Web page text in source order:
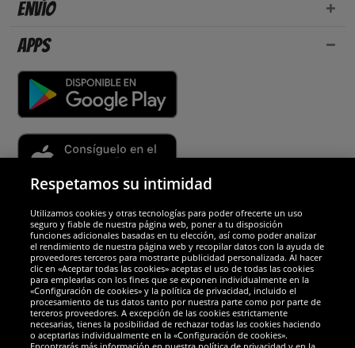
Envío
Apps
Socios y seguridad
Galardones
Respetamos su intimidad
Utilizamos cookies y otras tecnologías para poder ofrecerte un uso
seguro y fiable de nuestra página web, poner a tu disposición
funciones adicionales basadas en tu elección, así como poder analizar
el rendimiento de nuestra página web y recopilar datos con la ayuda de
proveedores terceros para mostrarte publicidad personalizada. Al hacer
clic en «Aceptar todas las cookies» aceptas el uso de todas las cookies
para emplearlas con los fines que se exponen individualmente en la
«Configuración de cookies» y la política de privacidad, incluido el
procesamiento de tus datos tanto por nuestra parte como por parte de
terceros proveedores. A excepción de las cookies estrictamente
necesarias, tienes la posibilidad de rechazar todas las cookies haciendo
o aceptarlas individualmente en la «Configuración de cookies».